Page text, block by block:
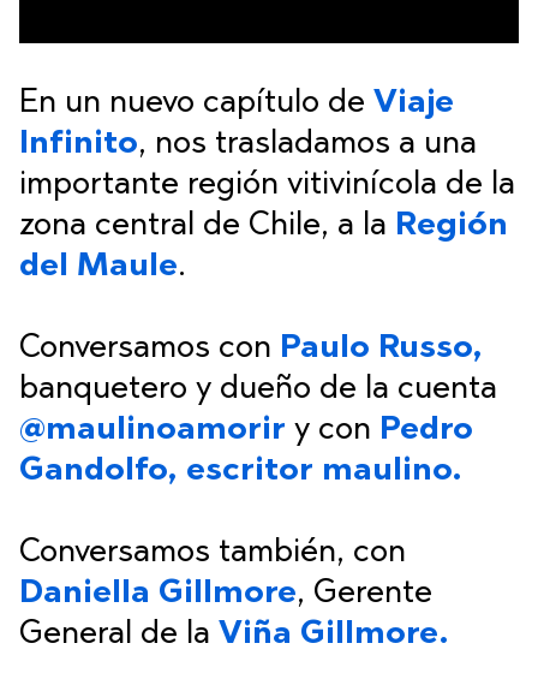
En un nuevo capítulo de Viaje
Infinito, nos trasladamos a una
importante región vitivinícola de la
zona central de Chile, a la Región
del Maule.
Conversamos con Paulo Russo,
banquetero y dueño de la cuenta
@maulinoamorir y con Pedro
Gandolfo, escritor maulino.
Conversamos también, con
Daniella Gillmore, Gerente
General de la Viña Gillmore.